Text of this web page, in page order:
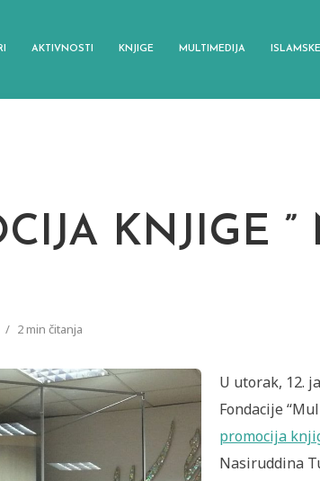
AKTIVNOSTI KNJIGE MULTIMEDIJA
KNJIGE ”
2 min čitanja
U utorak, 12.
Fondacije
promocija
Nasiruddina